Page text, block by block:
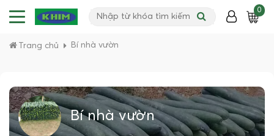
0
Trang chủ Bí nhà vườn
Bí nhà vườn